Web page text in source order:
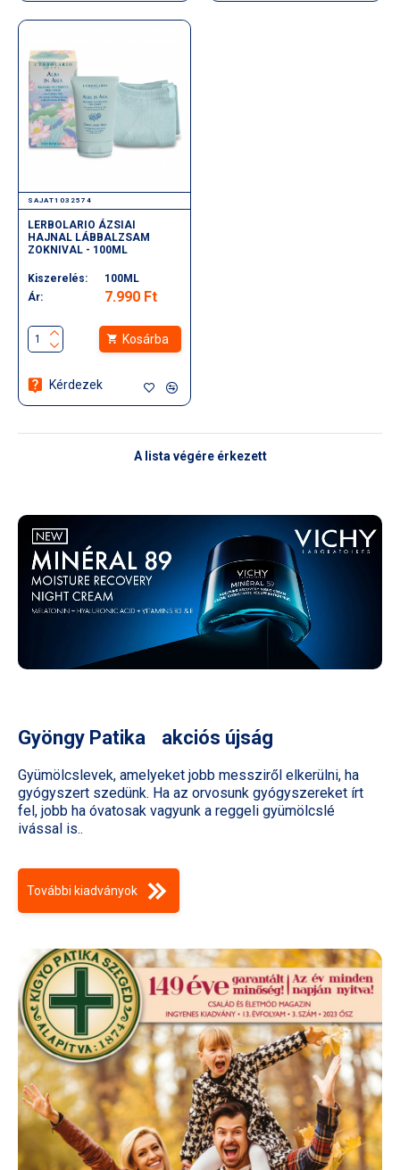
SAJAT1032574
LERBOLARIO ÁZSIAI
HAJNAL LÁBBALZSAM
ZOKNIVAL - 100ML
Kiszerelés:
100ML
Ár:
7.990 Ft
Kosárba
Kérdezek
A lista végére érkezett
Gyöngy Patika akciós újság
Gyümölcslevek, amelyeket jobb messziről elkerülni, ha
gyógyszert szedünk. Ha az orvosunk gyógyszereket írt
fel, jobb ha óvatosak vagyunk a reggeli gyümölcslé
ivással is..
További kiadványok